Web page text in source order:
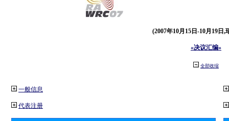
(2007年10月15日-10月19日,
«决议汇编»
全部收缩
一般信息
代表注册